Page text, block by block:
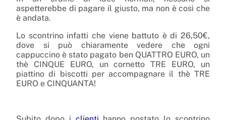
aspetterebbe di pagare il giusto, ma non è così che
è andata.
Lo scontrino infatti che viene battuto è di 26,50€,
dove si può chiaramente vedere che ogni
cappuccino è stato pagato ben QUATTRO EURO, un
thè CINQUE EURO, un cornetto TRE EURO, un
piattino di biscotti per accompagnare il thè TRE
EURO e CINQUANTA!